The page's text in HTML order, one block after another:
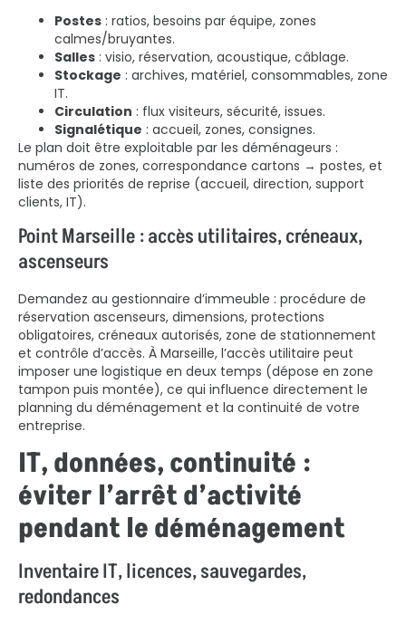
Postes : ratios, besoins par équipe, zones
calmes/bruyantes.
Salles : visio, réservation, acoustique, câblage.
Stockage : archives, matériel, consommables, zone
IT.
Circulation : flux visiteurs, sécurité, issues.
Signalétique : accueil, zones, consignes.
Le plan doit être exploitable par les déménageurs :
numéros de zones, correspondance cartons → postes, et
liste des priorités de reprise (accueil, direction, support
clients, IT).
Point Marseille : accès utilitaires, créneaux,
ascenseurs
Demandez au gestionnaire d’immeuble : procédure de
réservation ascenseurs, dimensions, protections
obligatoires, créneaux autorisés, zone de stationnement
et contrôle d’accès. À Marseille, l’accès utilitaire peut
imposer une logistique en deux temps (dépose en zone
tampon puis montée), ce qui influence directement le
planning du déménagement et la continuité de votre
entreprise.
IT, données, continuité :
éviter l’arrêt d’activité
pendant le déménagement
Inventaire IT, licences, sauvegardes,
redondances